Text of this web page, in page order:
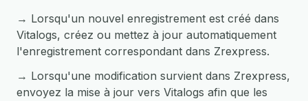
→ Lorsqu'un nouvel enregistrement est créé dans
Vitalogs, créez ou mettez à jour automatiquement
l'enregistrement correspondant dans Zrexpress.
→ Lorsqu'une modification survient dans Zrexpress,
envoyez la mise à jour vers Vitalogs afin que les